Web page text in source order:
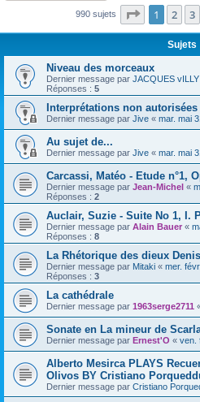
990 sujets Page 1sur20
1 2 3
Sujets
Niveau des morceaux
Dernier message par JACQUES vILLY
Réponses : 5
Interprétations non autorisées
Dernier message par Jive « mar. mai
Au sujet de...
Dernier message par Jive « mar. mai
Carcassi, Matéo - Etude n°1,
Dernier message par Jean-Michel «
Réponses : 2
Auclair, Suzie - Suite No 1, I.
Dernier message par Alain Bauer «
Réponses : 8
La Rhétorique des dieux
Dernier message par Mitaki « mer.
Réponses : 3
La cathédrale
Dernier message par 1963serge2711
Sonate en La mineur de
Dernier message par Ernest'O « ven.
Alberto Mesirca PLAYS
Olivos BY Cristiano
Dernier message par Cristiano